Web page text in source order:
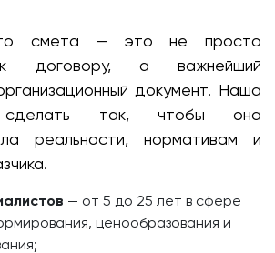
смета — это не просто
к договору, а важнейший
документ. Наша
так, чтобы она
реальности, нормативам и
— от 5 до 25 лет в сфере
ценообразования и